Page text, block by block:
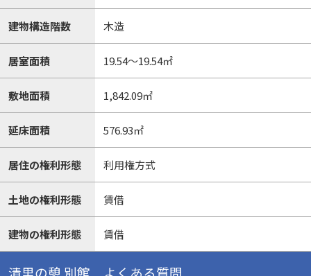
建物構造階数 木造
居室面積 19.54～19.54㎡
敷地面積 1,842.09㎡
延床面積 576.93㎡
居住の権利形態 利用権方式
土地の権利形態 賃借
建物の権利形態 賃借